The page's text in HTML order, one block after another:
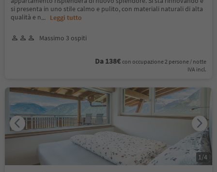
si presenta in uno stile calmo e pulito, con materiali naturali di alta
qualità e n... Leggi tutto
Massimo 3 ospiti
Da 138€ con occupazione 2 persone / notte
IVA incl.
1 /4